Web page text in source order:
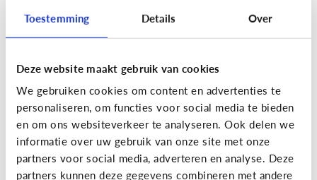
Toestemming Details Over
Deze website maakt gebruik van cookies
We gebruiken cookies om content en advertenties te
personaliseren, om functies voor social media te bieden
en om ons websiteverkeer te analyseren. Ook delen we
informatie over uw gebruik van onze site met onze
partners voor social media, adverteren en analyse. Deze
partners kunnen deze gegevens combineren met andere
Privacy
Moet ik aan mijn kind uitleggen
wat 'recht op afbeelding' is?
Staat jou kind stil bij het maken en verspreiden
van foto’s en filmpjes waar anderen op staan? Of